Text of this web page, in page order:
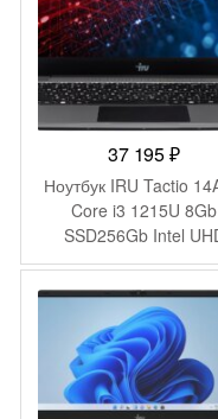
37 195₽
Ноутбук IRU Tactio
Core i3 1215U 8Gb
SSD256Gb Intel
Graphics 14″ IPS
(1920×1080) FreeDOS
WiFi BT Cam
(2058897)